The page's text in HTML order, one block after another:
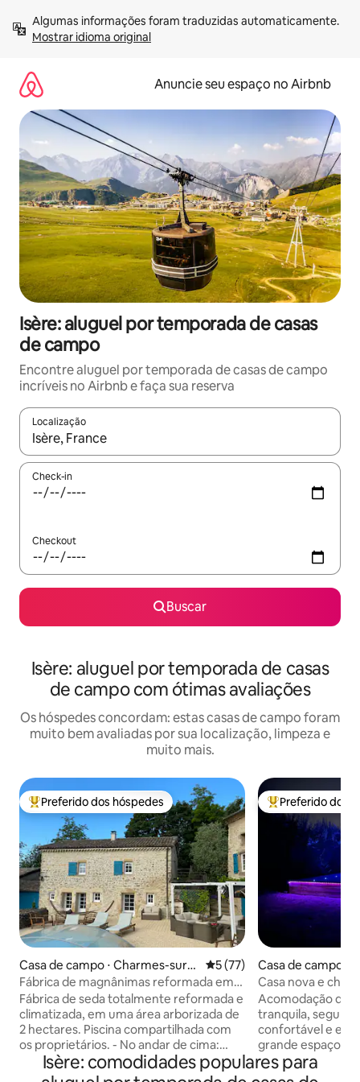
para
Mostrar idioma original
Anuncie seu espaço no Airbnb
Isère: aluguel por temporada de casas
de campo
Encontre aluguel por temporada de casas de campo
incríveis no Airbnb e faça sua reserva
Localização
Quando os resultados estiverem disponíveis, explore-os
Check-in
Checkout
Buscar
Isère: aluguel por temporada de casas
de campo com ótimas avaliações
Os hóspedes concordam: estas casas de campo foram
muito bem avaliadas por sua localização, limpeza e
muito mais.
Entre os melhores preferidos dos hóspedes
Preferido dos hóspedes
Casa de campo ⋅ Charmes-sur-R
hône
5 de uma avaliação média
5 (77)
Fábrica de magnânimas reformada em
uma área de 20.000 m2
Fábrica de seda totalmente reformada e
climatizada, em uma área arborizada de
2 hectares. Piscina compartilhada com
os proprietários. - No andar de cima:
cozinha totalmente equipada quarto
(cama de 160 cm) banheiro com
Entre os
Preferido dos
Casa de campo ⋅
Casa nova e
equipada/
Acomodação de
tranquila,
confortável e
grande espaço
cúpula gratuito,
bicicletas
Isère: comodidades populares para